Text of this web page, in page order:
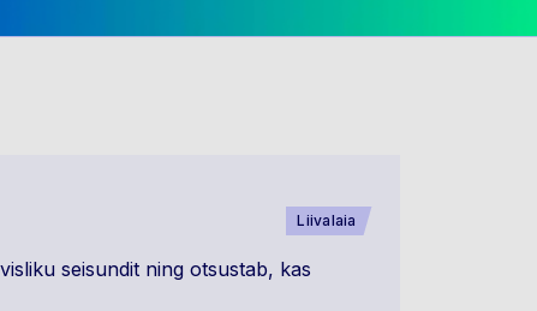
Liivalaia
seisundit ning otsustab, kas